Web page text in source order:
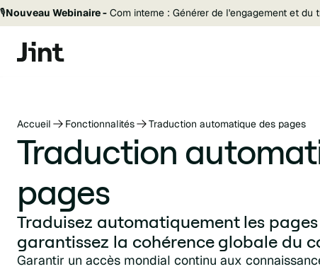
🎙️Nouveau Webinaire - Com interne : Générer de l'engagement et
Accueil Fonctionnalités Traduction automatique des pages
Traduction
pages
Traduisez automatiquement les
garantissez la cohérence globale du
Garantir un accès mondial continu aux